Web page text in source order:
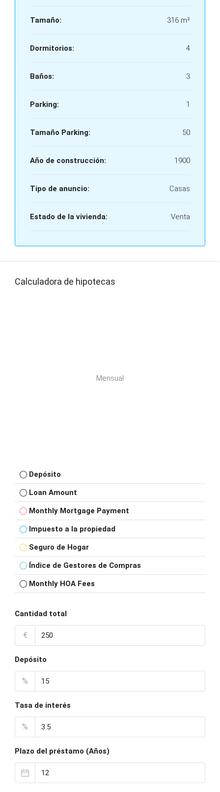
Tamaño: 316 m²
Dormitorios: 4
Baños: 3
Parking: 1
Tamaño Parking: 50
Año de construcción: 1900
Tipo de anuncio: Casas
Estado de la vivienda: Venta
Calculadora de hipotecas
Mensual
Depósito
Loan Amount
Monthly Mortgage Payment
Impuesto a la propiedad
Seguro de Hogar
Índice de Gestores de Compras
Monthly HOA Fees
Cantidad total
€
Depósito
%
Tasa de interés
%
Plazo del préstamo (Años)